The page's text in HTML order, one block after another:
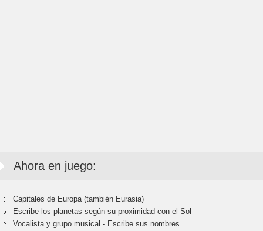
Ahora en juego:
Capitales de Europa (también Eurasia)
Escribe los planetas según su proximidad con el Sol
Vocalista y grupo musical - Escribe sus nombres